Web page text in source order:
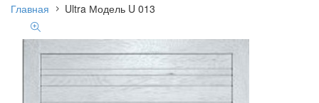
Главная Ultra Модель U 013